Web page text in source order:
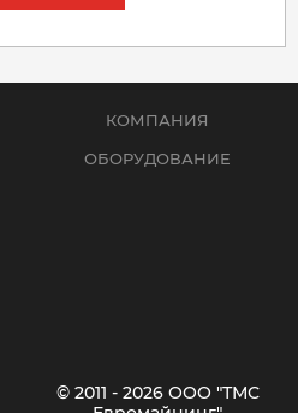
КОМПАНИЯ
ОБОРУДОВАНИЕ
© 2011 - 2026 ООО "ТМС